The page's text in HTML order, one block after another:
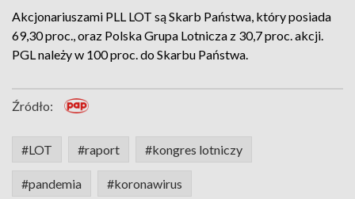
Akcjonariuszami PLL LOT są Skarb Państwa, który posiada
69,30 proc., oraz Polska Grupa Lotnicza z 30,7 proc. akcji.
PGL należy w 100 proc. do Skarbu Państwa.
Źródło:
#LOT #raport #kongres lotniczy
#pandemia #koronawirus